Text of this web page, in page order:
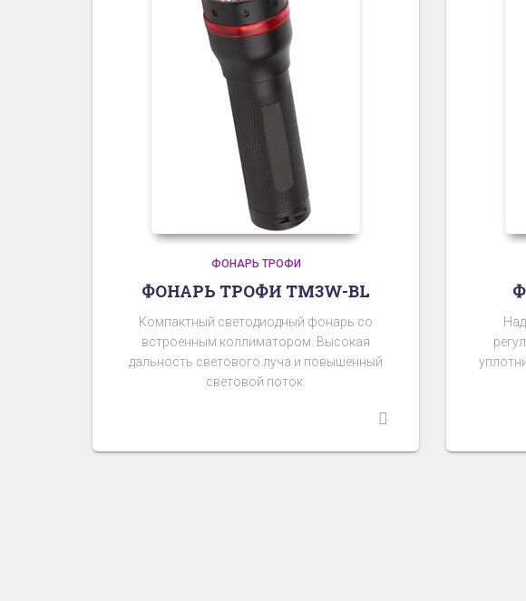
ФОНАРЬ ТРОФИ
ФОНАРЬ ТРОФИ TM3W-BL
Компактный светодиодный фонарь со
встроенным коллиматором. Высокая
дальность светового луча и повышенный
световой поток.